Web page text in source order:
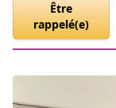
Être
rappelé(e)